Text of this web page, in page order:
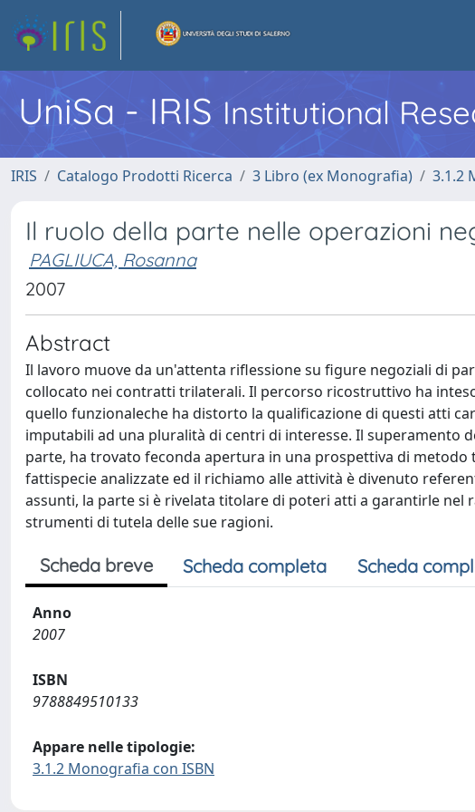
UniSa - IRIS Institutional
IRIS Catalogo Prodotti Ricerca 3 Libro (ex Monografia) 3.1.2
Il ruolo della parte nelle operazioni
PAGLIUCA, Rosanna
2007
Abstract
Il lavoro muove da un'attenta riflessione su figure negoziali di
collocato nei contratti trilaterali. Il percorso ricostruttivo ha
quello funzionaleche ha distorto la qualificazione di questi atti
imputabili ad una pluralità di centri di interesse. Il superamento
parte, ha trovato feconda apertura in una prospettiva di
fattispecie analizzate ed il richiamo alle attività è divenuto
assunti, la parte si è rivelata titolare di poteri atti a garantirle
strumenti di tutela delle sue ragioni.
Scheda breve Scheda completa Scheda
Anno
2007
ISBN
9788849510133
Appare nelle tipologie:
3.1.2 Monografia con ISBN